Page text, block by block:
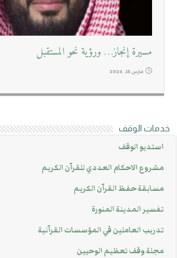
مسيرة إنجاز… ورؤية نحو المستقبل
مارس 15, 2026
خدمات الوقف
استديو الوقف
مشروع الاحكام العددي للقرآن الكريم
مسابقة حفظ القرآن الكريم
تفسير المدينة المنورة
تدريب العاملين في المؤسسات القرآنية
مجلة وقف تعظيم الوحيين